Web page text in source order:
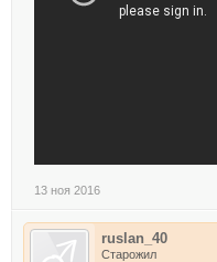
13 ноя 2016
ruslan_40
Старожил